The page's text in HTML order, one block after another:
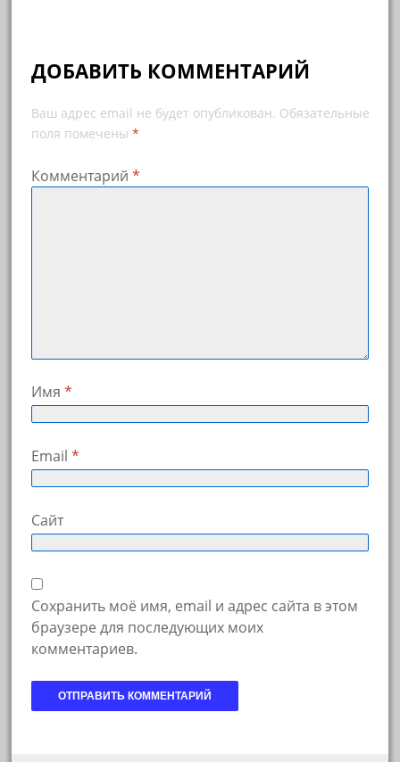
ДОБАВИТЬ КОММЕНТАРИЙ
Ваш адрес email не будет опубликован. Обязательные
поля помечены *
Комментарий *
Имя *
Email *
Сайт
Сохранить моё имя, email и адрес сайта в этом
браузере для последующих моих
комментариев.